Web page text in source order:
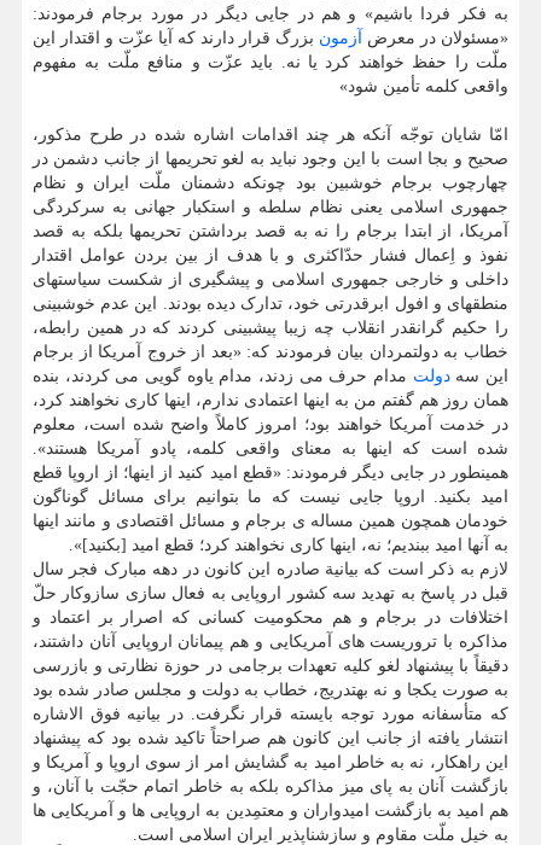
به فکر فردا باشیم» و هم در جایی دیگر در مورد برجام فرمودند:
«مسئولان در معرض آزمون بزرگ قرار دارند که آیا عزّت و اقتدار این
ملّت را حفظ خواهند کرد یا نه. باید عزّت و منافع ملّت به مفهوم
واقعی کلمه تأمین شود»
امّا شایان توجّه آنکه هر چند اقدامات اشاره شده در طرح مذکور،
صحیح و بجا است با این وجود نباید به لغو تحریمها از جانب دشمن در
چهارچوب برجام خوشبین بود چونکه دشمنان ملّت ایران و نظام
جمهوری اسلامی یعنی نظام سلطه و استکبار جهانی به سرکردگی
آمریکا، از ابتدا برجام را نه به قصد برداشتن تحریمها بلکه به قصد
نفوذ و اِعمال فشار حدّاکثری و با هدف از بین بردن عوامل اقتدار
داخلی و خارجی جمهوری اسلامی و پیشگیری از شکست سیاستهای
منطقهای و افول ابرقدرتی خود، تدارک دیده بودند. این عدم خوشبینی
را حکیم گرانقدر انقلاب چه زیبا پیشبینی کردند که در همین رابطه،
خطاب به دولتمردان بیان فرمودند که: «بعد از خروج آمریکا از برجام
این سهدولت مدام حرف می زدند، مدام یاوه گویی می کردند، بنده
همان روز هم گفتم من به اینها اعتمادی ندارم، اینها کاری نخواهند کرد،
در خدمت آمریکا خواهند بود؛ امروز کاملاً واضح شده است، معلوم
شده است که اینها به معنای واقعی کلمه، پادو آمریکا هستند».
همینطور در جایی دیگر فرمودند: «قطع امید کنید از اینها؛ از اروپا قطع
امید بکنید. اروپا جایی نیست که ما بتوانیم برای مسائل گوناگون
خودمان همچون همین مساله ی برجام و مسائل اقتصادی و مانند اینها
به آنها امید ببندیم؛ نه، اینها کاری نخواهند کرد؛ قطع امید [بکنید]».
لازم به ذکر است که بیانیة صادره این کانون در دهه مبارک فجر سال
قبل در پاسخ به تهدید سه کشور اروپایی به فعال سازی سازوکار حلّ
اختلافات در برجام و هم محکومیت کسانی که اصرار بر اعتماد و
مذاکره با تروریست های آمریکایی و هم پیمانان اروپایی آنان داشتند،
دقیقاً با پیشنهاد لغو کلیه تعهدات برجامی در حوزة نظارتی و بازرسی
به صورت یکجا و نه بهتدریج، خطاب به دولت و مجلس صادر شده بود
که متأسفانه مورد توجه بایسته قرار نگرفت. در بیانیه فوق الاشاره
انتشار یافته از جانب این کانون هم صراحتاً تاکید شده بود که پیشنهاد
این راهکار، نه به خاطر امید به گشایش امر از سوی اروپا و آمریکا و
بازگشت آنان به پای میز مذاکره بلکه به خاطر اتمام حجّت با آنان، و
هم امید به بازگشت امیدواران و معتمِدین به اروپایی ها و آمریکایی ها
به خیل ملّت مقاوم و سازشناپذیر ایران اسلامی است.